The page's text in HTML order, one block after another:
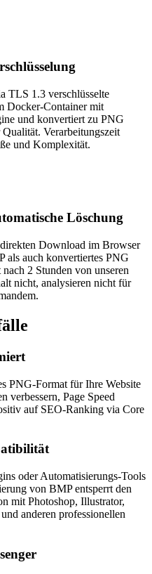
TLS 1.3 verschlüsselte
Docker-Container mit
und konvertiert zu PNG
Verarbeitungszeit
und Komplexität.
Löschung
Download im Browser
als auch konvertiertes PNG
2 Stunden von unseren
nicht, analysieren nicht für
PNG-Format für Ihre Website
verbessern, Page Speed
auf SEO-Ranking via Core
oder Automatisierungs-Tools
von BMP entsperrt den
mit Photoshop, Illustrator,
anderen professionellen